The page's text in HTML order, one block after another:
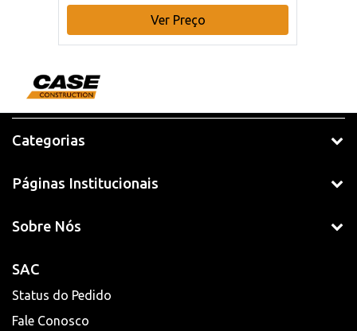
Ver Preço
Categorias
Páginas Institucionais
Sobre Nós
SAC
Status do Pedido
Fale Conosco